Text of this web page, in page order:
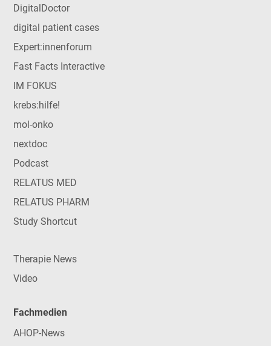
DigitalDoctor
digital patient cases
Expert:innenforum
Fast Facts Interactive
IM FOKUS
krebs:hilfe!
mol-onko
nextdoc
Podcast
RELATUS MED
RELATUS PHARM
Study Shortcut
Therapie News
Video
Fachmedien
AHOP-News